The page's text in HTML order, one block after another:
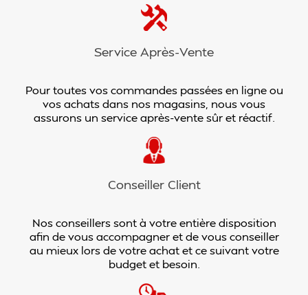
Service Après-Vente
Pour toutes vos commandes passées en ligne ou
vos achats dans nos magasins, nous vous
assurons un service après-vente sûr et réactif.
Conseiller Client
Nos conseillers sont à votre entière disposition
afin de vous accompagner et de vous conseiller
au mieux lors de votre achat et ce suivant votre
budget et besoin.